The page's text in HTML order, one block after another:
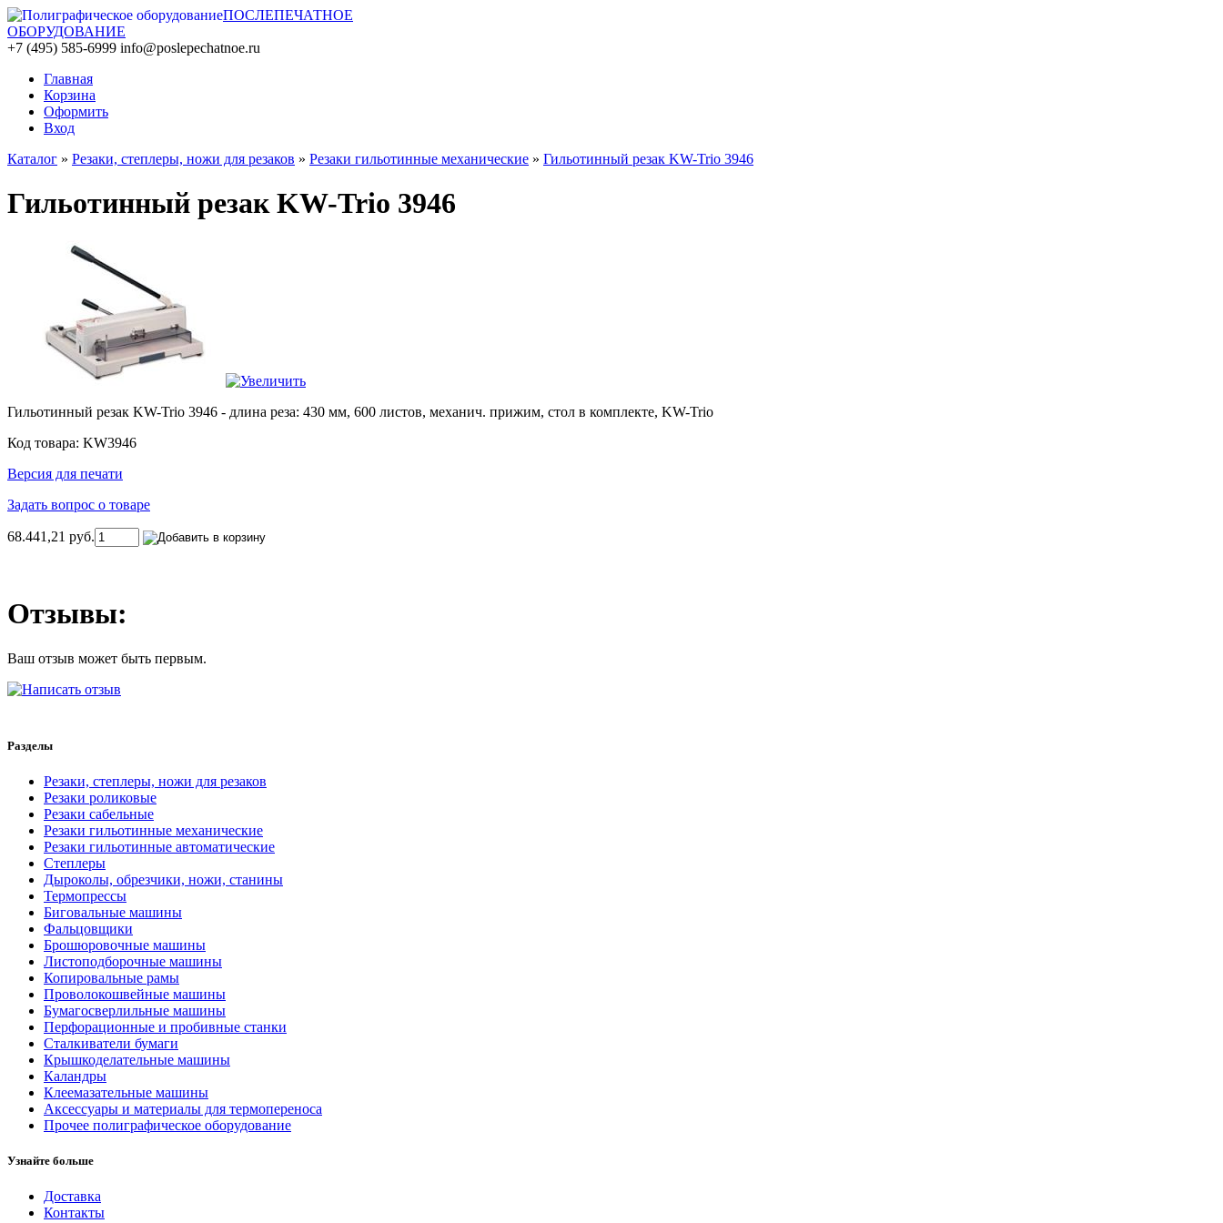
ПОСЛЕПЕЧАТНОЕ
ОБОРУДОВАНИЕ
+7 (495) 585-6999 info@poslepechatnoe.ru
Главная
Корзина
Оформить
Вход
Каталог » Резаки, степлеры, ножи для резаков » Резаки гильотинные механические » Гильотинный резак KW-Trio 3946
Гильотинный резак KW-Trio 3946
Гильотинный резак KW-Trio 3946 - длина реза: 430 мм, 600 листов, механич. прижим, стол в комплекте, KW-Trio
Код товара: KW3946
Версия для печати
Задать вопрос о товаре
68.441,21 руб.
Отзывы:
Ваш отзыв может быть первым.
Разделы
Резаки, степлеры, ножи для резаков
Резаки роликовые
Резаки сабельные
Резаки гильотинные механические
Резаки гильотинные автоматические
Степлеры
Дыроколы, обрезчики, ножи, станины
Термопрессы
Биговальные машины
Фальцовщики
Брошюровочные машины
Листоподборочные машины
Копировальные рамы
Проволокошвейные машины
Бумагосверлильные машины
Перфорационные и пробивные станки
Сталкиватели бумаги
Крышкоделательные машины
Каландры
Клеемазательные машины
Аксеcсуары и материалы для термопереноса
Прочее полиграфическое оборудование
Узнайте больше
Доставка
Контакты